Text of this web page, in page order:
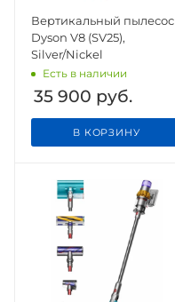
Вертикальный пылесос
Dyson V8 (SV25),
Silver/Nickel
Есть в наличии
35 900 руб.
В КОРЗИНУ